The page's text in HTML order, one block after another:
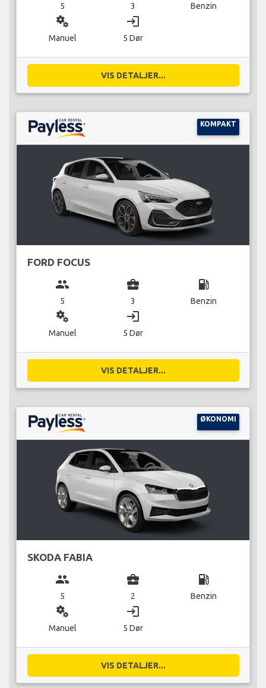
5 3 Benzin
miscellaneous_services
Manuel
login
5 Dør
VIS DETALJER...
KOMPAKT
FORD FOCUS
group
5
business_center
3
local_gas_station
Benzin
miscellaneous_services
Manuel
login
5 Dør
VIS DETALJER...
ØKONOMI
SKODA FABIA
group
5
business_center
2
local_gas_station
Benzin
miscellaneous_services
Manuel
login
5 Dør
VIS DETALJER...